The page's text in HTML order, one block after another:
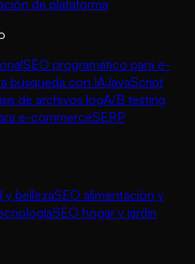
de plataforma
SEO programático para e-
búsqueda con IAJavaScript
de archivos logA/B testing
e-commerceSERP
y bellezaSEO alimentación y
SEO hogar y jardín